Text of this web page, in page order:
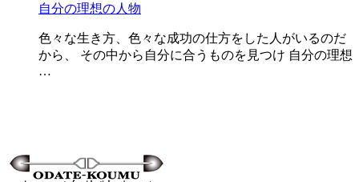
自分の理想の人物
色々な生き方、色々な成功の仕方をした人がいるのだ
から、 その中から自分に合うものを見つけ 自分の理想
…